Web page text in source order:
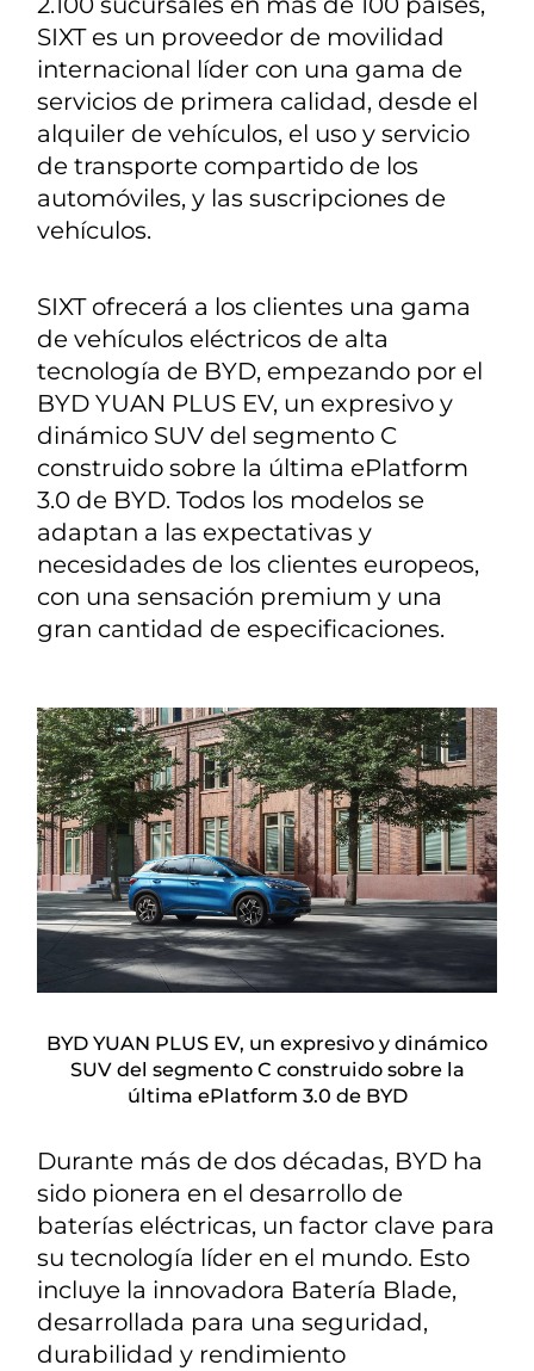
SIXT es un proveedor de movilidad
internacional líder con una gama de
servicios de primera calidad, desde el
alquiler de vehículos, el uso y servicio
de transporte compartido de los
automóviles, y las suscripciones de
vehículos.
SIXT ofrecerá a los clientes una gama
de vehículos eléctricos de alta
tecnología de BYD, empezando por el
BYD YUAN PLUS EV, un expresivo y
dinámico SUV del segmento C
construido sobre la última ePlatform
3.0 de BYD. Todos los modelos se
adaptan a las expectativas y
necesidades de los clientes europeos,
con una sensación premium y una
gran cantidad de especificaciones.
BYD YUAN PLUS EV, un expresivo y dinámico
SUV del segmento C construido sobre la
última ePlatform 3.0 de BYD
Durante más de dos décadas, BYD ha
sido pionera en el desarrollo de
baterías eléctricas, un factor clave para
su tecnología líder en el mundo. Esto
incluye la innovadora Batería Blade,
desarrollada para una seguridad,
durabilidad y rendimiento